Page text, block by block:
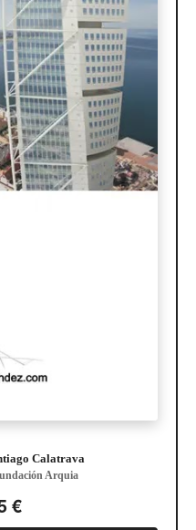
Calatrava
Arquia
€